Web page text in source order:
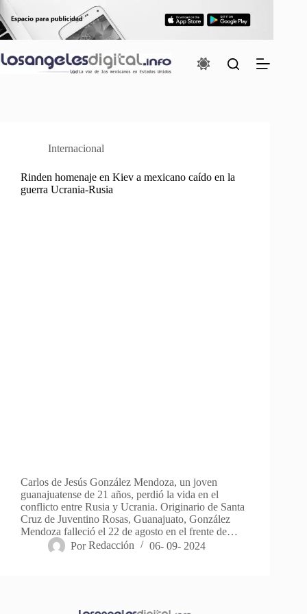
al
contenido
Internacional
Rinden homenaje en Kiev a mexicano caído en la
guerra Ucrania-Rusia
Carlos de Jesús González Mendoza, un joven
guanajuatense de 21 años, perdió la vida en el
conflicto entre Rusia y Ucrania. Originario de Santa
Cruz de Juventino Rosas, Guanajuato, González
Mendoza falleció el 22 de agosto en el frente de…
Por Redacción 06- 09- 2024